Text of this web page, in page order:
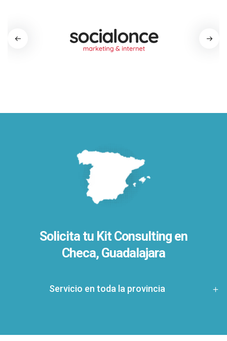
Solicita tu Kit Consulting en
Checa, Guadalajara
Servicio en toda la provincia